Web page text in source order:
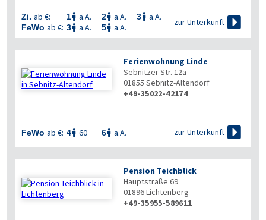
Zi. ab €: 1 a.A. 2 a.A. 3 a.A.
FeWo ab €: 3 a.A. 5 a.A.
zur Unterkunft 
Ferienwohnung Linde
Sebnitzer Str. 12a
01855 Sebnitz-Altendorf
+49-35022-42174
FeWo ab €: 4 60 6 a.A. zur Unterkunft 
Pension Teichblick
Hauptstraße 69
01896Lichtenberg
+49-35955-589611